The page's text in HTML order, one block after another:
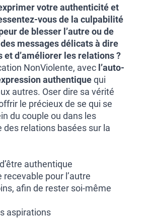
votre authenticité et
vous de la culpabilité
de blesser l’autre ou de
messages délicats à dire
et d’améliorer les relations ?
NonViolente, avec l’auto-
authentiquequi
autres. Oser dire sa vérité
le précieux de se qui se
du couple ou dans les
relations basées sur la
authentique
pour l’autre
afin de rester soi-même
aspirations